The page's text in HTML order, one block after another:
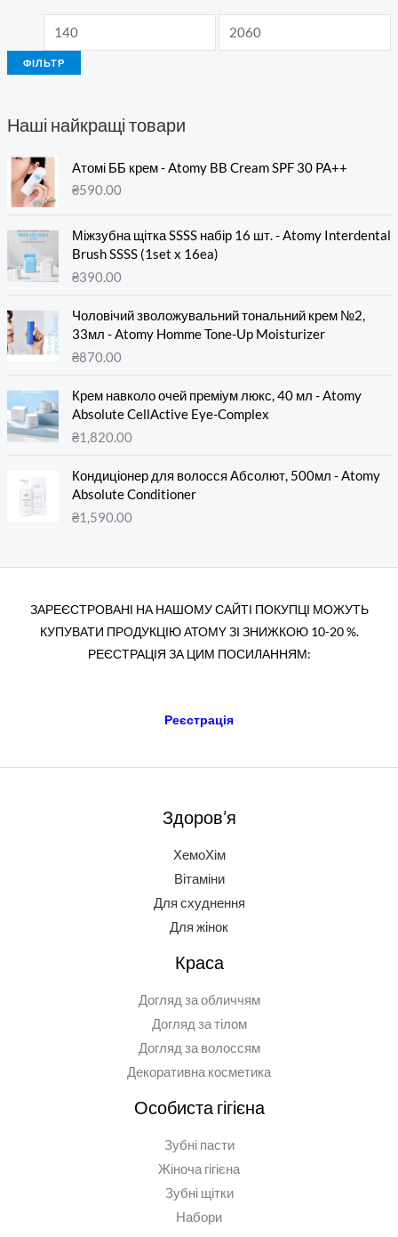
ФІЛЬТР
Наші найкращі товари
Атомі ББ крем - Atomy BB Cream SPF 30 PA++
₴590.00
Міжзубна щітка SSSS набір 16 шт. - Atomy Interdental
Brush SSSS (1set x 16ea)
₴390.00
Чоловічий зволожувальний тональний крем №2,
33мл - Atomy Homme Tone-Up Moisturizer
₴870.00
Крем навколо очей преміум люкс, 40 мл - Atomy
Absolute CellActive Eye-Complex
₴1,820.00
Кондиціонер для волосся Абсолют, 500мл - Atomy
Absolute Conditioner
₴1,590.00
ЗАРЕЄСТРОВАНІ НА НАШОМУ САЙТІ ПОКУПЦІ МОЖУТЬ
КУПУВАТИ ПРОДУКЦІЮ АТОМY ЗІ ЗНИЖКОЮ 10-20 %.
РЕЄСТРАЦІЯ ЗА ЦИМ ПОСИЛАННЯМ:
Реєстрація
Здоров’я
ХемоХім
Вітаміни
Для схуднення
Для жінок
Краса
Догляд за обличчям
Догляд за тілом
Догляд за волоссям
Декоративна косметика
Особиста гігієна
Зубні пасти
Жіноча гігієна
Зубні щітки
Набори